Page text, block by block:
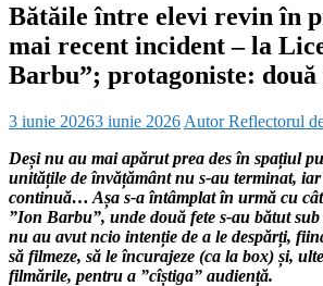
Bătăile între elevi revin în
mai recent incident – la
Barbu”; protagoniste: două
3 iunie 20263 iunie 2026 Autor Reflectorul
Deși nu au mai apărut prea des în spațiul
unitățile de învățământ nu s-au terminat,
continuă… Așa s-a întâmplat în urmă cu
”Ion Barbu”, unde două fete s-au bătut
nu au avut ncio intenție de a le despărți,
să filmeze, să le încurajeze (ca la box) și,
filmările, pentru a ”cîștiga” audiență.